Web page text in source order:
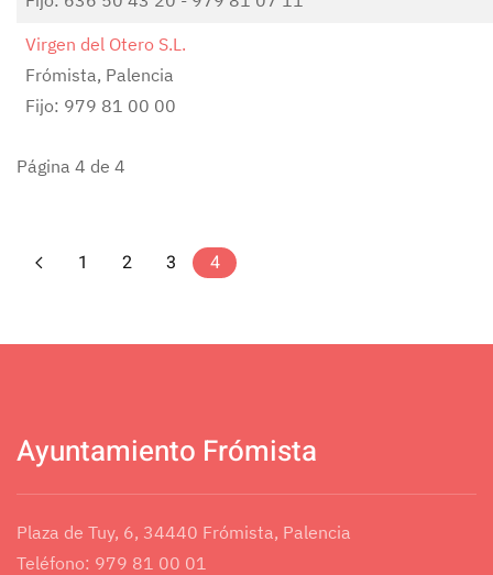
Virgen del Otero S.L.
Frómista, Palencia
Fijo: 979 81 00 00
Página 4 de 4
1 2 3 4
Ayuntamiento Frómista
Plaza de Tuy, 6, 34440 Frómista, Palencia
Teléfono: 979 81 00 01